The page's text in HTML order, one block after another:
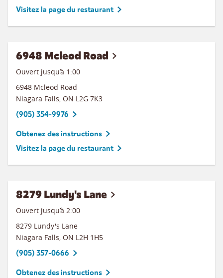
Visitez la page du restaurant
6948 Mcleod Road
Ouvert jusqu’à 1:00
6948 Mcleod Road
Niagara Falls, ON L2G 7K3
(905) 354-9976
Obtenez des instructions
Visitez la page du restaurant
8279 Lundy's Lane
Ouvert jusqu’à 2:00
8279 Lundy's Lane
Niagara Falls, ON L2H 1H5
(905) 357-0666
Obtenez des instructions